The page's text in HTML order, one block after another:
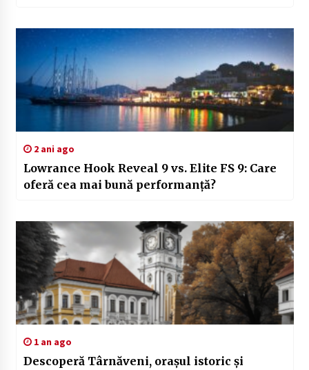
2 ani ago
Lowrance Hook Reveal 9 vs. Elite FS 9: Care
oferă cea mai bună performanță?
1 an ago
Descoperă Târnăveni, orașul istoric și